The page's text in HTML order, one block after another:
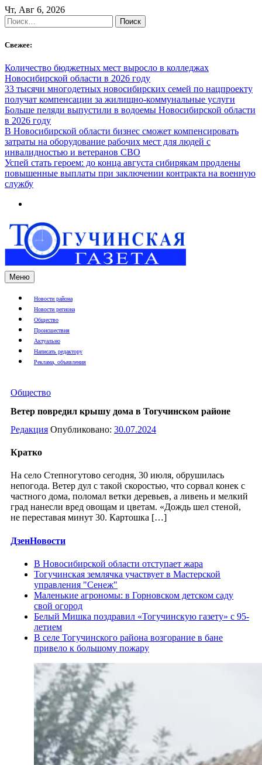
Skip
to
content
Чт, Авг 6, 2026
Найти:
Свежее:
Количество бюджетных мест выросло в колледжах
Новосибирской области в 2026 году
33 тысячи многодетных новосибирских семей по нацпроекту
получат компенсации за жилищно-коммунальные услуги
Больше пеляди выпустили в водоемы Новосибирской области
в 2026 году
В Новосибирской области бизнес сможет компенсировать
затраты на оборудование рабочих мест для людей с
инвалидностью и ветеранов СВО
Успей стать героем: до конца августа сибирякам продлены
повышенные выплаты при заключении контракта на военную
службу
Меню
Новости района
Новости региона
Общество
Происшествия
Актуально
Написать редактору
Реклама, объявления
Общество
Ветер повредил крышу дома в Тогучинском районе
Редакция Опубликовано: 30.07.2024
Кратко
На село Степногутово сегодня, 30 июля, обрушилась
непогода. Ветер дул с такой скоростью, что сорвал конек с
частного дома, поломал ветки деревьев, а ливень и мелкий
град нанесли вред овощам и цветам. «Дождь шел стеной,
не переставая минут 30. Картошка […]
ДзенНовости
В Новосибирской области отступает жара
Тогучинская землячка участвует в Мастерской
управления "Сенеж"
Маленькие агрономы: в Горновском детском саду
свой огород
Белый Мишка поздравил «Тогучинскую газету» с 95-
летием
В селе Тогучинского района возгорание в бане
привело к большому пожару